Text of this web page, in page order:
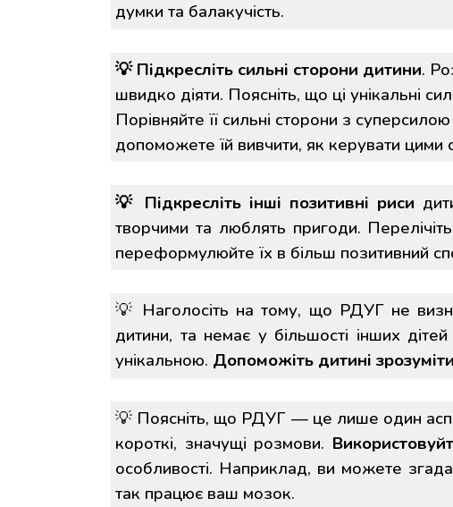
думки та балакучість.
💡Підкресліть сильні сторони дитини.
швидко діяти. Поясніть, що ці унікальні
Порівняйте її сильні сторони з
допоможете їй вивчити, як керувати цими
💡 Підкресліть інші позитивні риси
творчими та люблять пригоди.
переформулюйте їх в більш позитивний
💡 Наголосіть на тому, що РДУГ не
дитини, та немає у більшості інших
унікальною. Допоможіть дитині
💡 Поясніть, що РДУГ — це лише один
короткі, значущі розмови.
особливості. Наприклад, ви можете
так працює ваш мозок.